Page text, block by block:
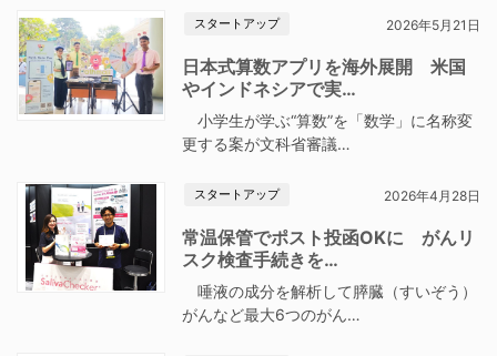
スタートアップ 2026年5月21日
日本式算数アプリを海外展開 米国
やインドネシアで実…
小学生が学ぶ“算数”を「数学」に名称変
更する案が文科省審議…
スタートアップ 2026年4月28日
常温保管でポスト投函OKに がんリ
スク検査手続きを…
唾液の成分を解析して膵臓（すいぞう）
がんなど最大6つのがん…